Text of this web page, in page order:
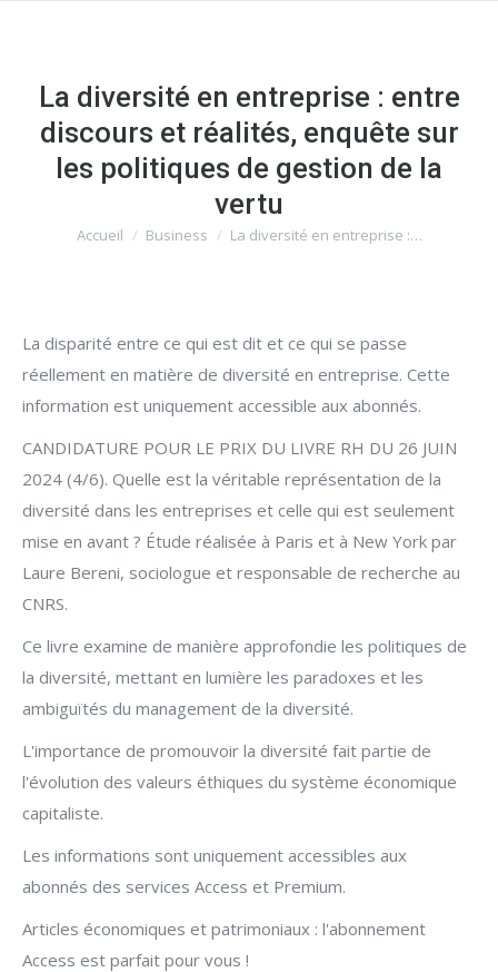
La diversité en entreprise : entre
discours et réalités, enquête sur
les politiques de gestion de la
vertu
Vous êtes ici :
Accueil Business La diversité en entreprise :…
La disparité entre ce qui est dit et ce qui se passe
réellement en matière de diversité en entreprise. Cette
information est uniquement accessible aux abonnés.
CANDIDATURE POUR LE PRIX DU LIVRE RH DU 26 JUIN
2024 (4/6). Quelle est la véritable représentation de la
diversité dans les entreprises et celle qui est seulement
mise en avant ? Étude réalisée à Paris et à New York par
Laure Bereni, sociologue et responsable de recherche au
CNRS.
Ce livre examine de manière approfondie les politiques de
la diversité, mettant en lumière les paradoxes et les
ambiguïtés du management de la diversité.
L'importance de promouvoir la diversité fait partie de
l'évolution des valeurs éthiques du système économique
capitaliste.
Les informations sont uniquement accessibles aux
abonnés des services Access et Premium.
Articles économiques et patrimoniaux : l'abonnement
Access est parfait pour vous !